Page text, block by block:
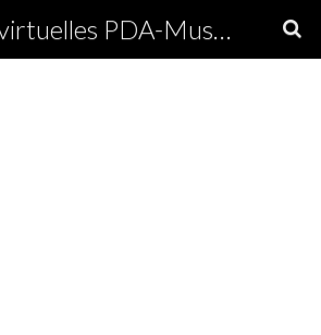
Olivers virtuelles PDA-Museum